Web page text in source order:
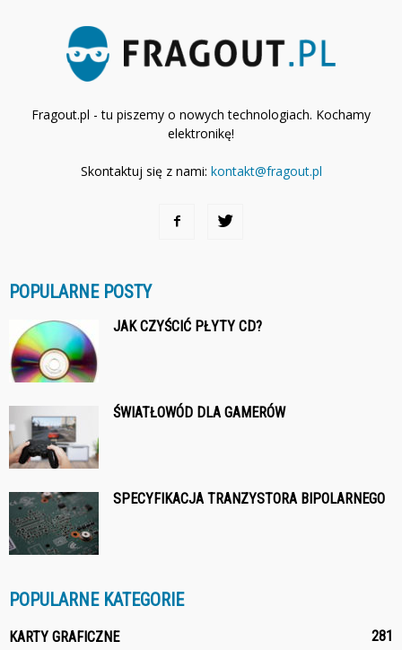
Fragout.pl - tu piszemy o nowych technologiach. Kochamy
elektronikę!
Skontaktuj się z nami: kontakt@fragout.pl
POPULARNE POSTY
JAK CZYŚCIĆ PŁYTY CD?
ŚWIATŁOWÓD DLA GAMERÓW
SPECYFIKACJA TRANZYSTORA BIPOLARNEGO
POPULARNE KATEGORIE
KARTY GRAFICZNE 281